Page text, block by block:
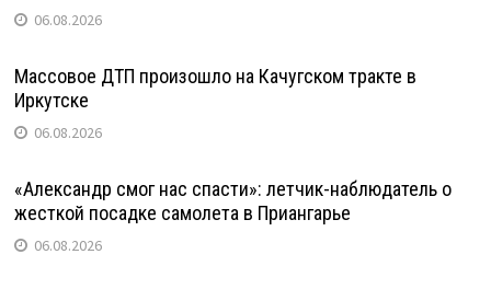
06.08.2026
Массовое ДТП произошло на Качугском тракте в
Иркутске
06.08.2026
«Александр смог нас спасти»: летчик-наблюдатель о
жесткой посадке самолета в Приангарье
06.08.2026